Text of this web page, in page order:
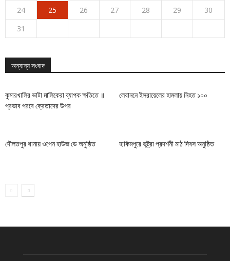
24
25 26 27 28 29
30
31
অন্যান্য সংবাদ
কুমারখালির ভাটা মালিকেরা ব্যাপক ক্ষতিতে ॥
প্রভাব পরবে ক্রেতাদের উপর
লেবাননে ইসরায়েলের হামলায় নিহত ১০০
দৌলতপুর থানায় ওপেন হাউজ ডে অনুষ্ঠিত হাকিমপুরে ভুট্রা প্রদর্শনী মাঠ দিবস অনুষ্ঠিত